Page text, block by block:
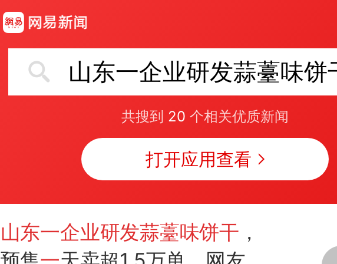
山东一企业研发蒜薹味饼
共搜到 20 个相关优质新闻
打开应用查看
山东一企业研发蒜薹味饼干 ，